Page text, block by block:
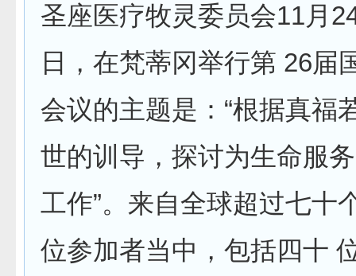
圣座医疗牧灵委员会11月
日，在梵蒂冈举行第 26届
会议的主题是：“根据真福
世的训导，探讨为生命服
工作”。来自全球超过七十
位参加者当中，包括四十